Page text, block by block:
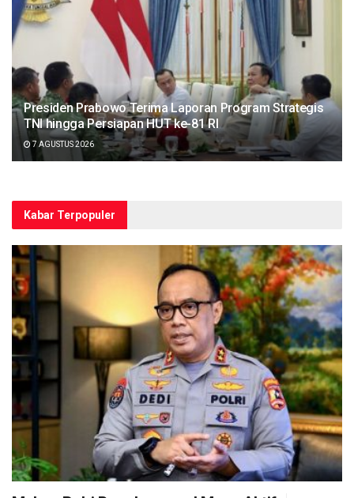
Presiden Prabowo Terima Laporan Program Strategis
TNI hingga Persiapan HUT ke-81 RI
7 AGUSTUS 2026
Kabar Terpopuler